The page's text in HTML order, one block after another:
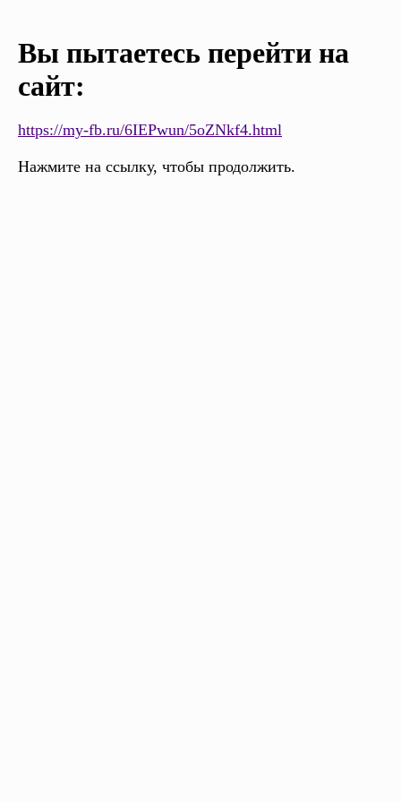
Вы пытаетесь перейти на
сайт:
https://my-fb.ru/6IEPwun/5oZNkf4.html
Нажмите на ссылку, чтобы продолжить.